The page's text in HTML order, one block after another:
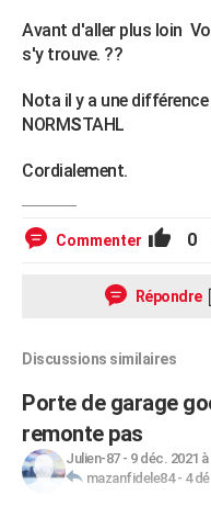
Avant d'aller plus loin
s'y trouve. ??
Nota il y a une
NORMSTAHL
Cordialement.
Commenter 0
Répondre
Discussions similaires
Porte de garage
remonte pas
Julien-87- 9 déc. 2021 à
mazanfidele84- 4